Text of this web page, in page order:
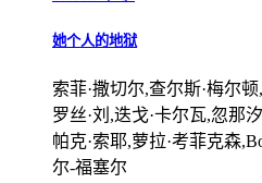
她个人的地狱
索菲·撒切尔,查尔斯·梅尔
罗丝·刘,迭戈·卡尔瓦,忽那
帕克·索耶,萝拉·考菲克森
尔-福塞尔